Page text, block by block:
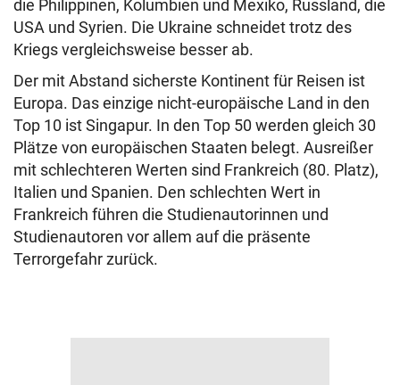
die Philippinen, Kolumbien und Mexiko, Russland, die
USA und Syrien. Die Ukraine schneidet trotz des
Kriegs vergleichsweise besser ab.
Der mit Abstand sicherste Kontinent für Reisen ist
Europa. Das einzige nicht-europäische Land in den
Top 10 ist Singapur. In den Top 50 werden gleich 30
Plätze von europäischen Staaten belegt. Ausreißer
mit schlechteren Werten sind Frankreich (80. Platz),
Italien und Spanien. Den schlechten Wert in
Frankreich führen die Studienautorinnen und
Studienautoren vor allem auf die präsente
Terrorgefahr zurück.